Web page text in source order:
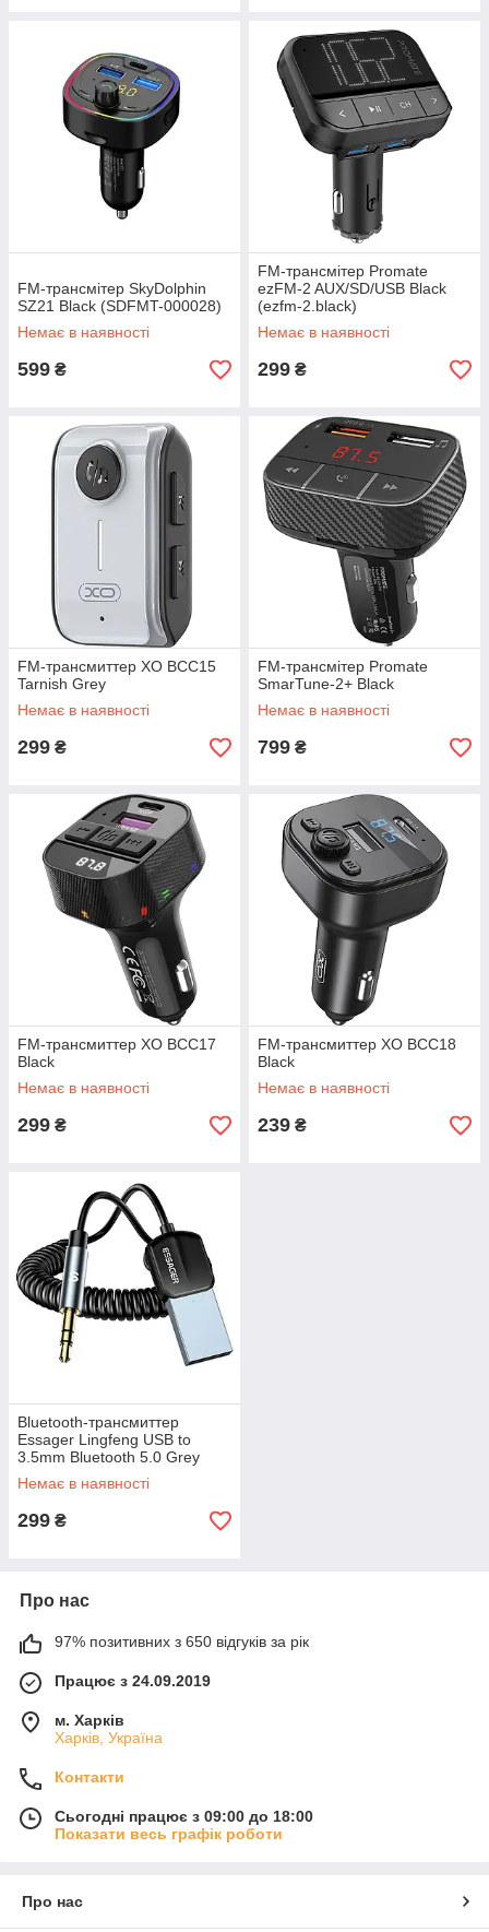
FM-трансмітер SkyDolphin
SZ21 Black (SDFMT-000028)
Немає в наявності
599 ₴
FM-трансмітер Promate
ezFM-2 AUX/SD/USB Black
(ezfm-2.black)
Немає в наявності
299 ₴
FM-трансмиттер XO BCC15
Tarnish Grey
Немає в наявності
299 ₴
FM-трансмітер Promate
SmarTune-2+ Black
Немає в наявності
799 ₴
FM-трансмиттер XO BCC17
Black
Немає в наявності
299 ₴
FM-трансмиттер XO BCC18
Black
Немає в наявності
239 ₴
Bluetooth-трансмиттер
Essager Lingfeng USB to
3.5mm Bluetooth 5.0 Grey
(EBT-LF01-P)
Немає в наявності
299 ₴
Про нас
97% позитивних з 650 відгуків за рік
Працює з 24.09.2019
м. Харків
Харків, Україна
Контакти
Сьогодні працює з 09:00 до 18:00
Показати весь графік роботи
Про нас